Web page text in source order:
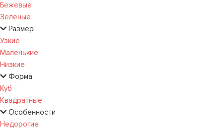
Бежевые
Зеленые
Размер
Узкие
Маленькие
Низкие
Форма
Куб
Квадратные
Особенности
Недорогие